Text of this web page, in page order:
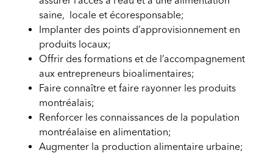
saine, locale et écoresponsable;
Implanter des points d’approvisionnement en
produits locaux;
Offrir des formations et de l’accompagnement
aux entrepreneurs bioalimentaires;
Faire connaître et faire rayonner les produits
montréalais;
Renforcer les connaissances de la population
montréalaise en alimentation;
Augmenter la production alimentaire urbaine;